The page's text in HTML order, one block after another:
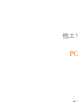
他エ